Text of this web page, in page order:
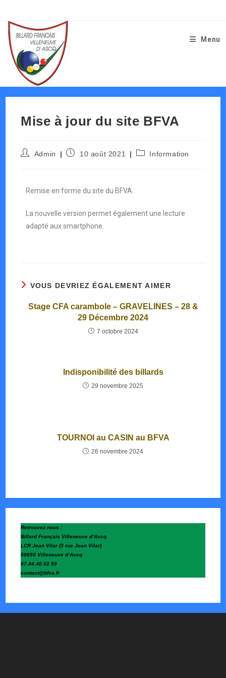
Menu
Mise à jour du site BFVA
Admin 10 août 2021 Information
Remise en forme du site du BFVA.
La nouvelle version permet également une lecture
adapté aux smartphone.
VOUS DEVRIEZ ÉGALEMENT AIMER
Stage CFA carambole – GRAVELINES – 28 &
29 Décembre 2024
7 octobre 2024
Indisponibilité des billards
29 novembre 2025
TOURNOI au CASIN au BFVA
26 novembre 2024
Retrouvez nous :
Billard Français Villeneuve d’Ascq
LCR Jean Vilar (3 rue Jean Vilar)
59650 Villeneuve d’Ascq
07.44.40.02.59
contact@bfva.fr